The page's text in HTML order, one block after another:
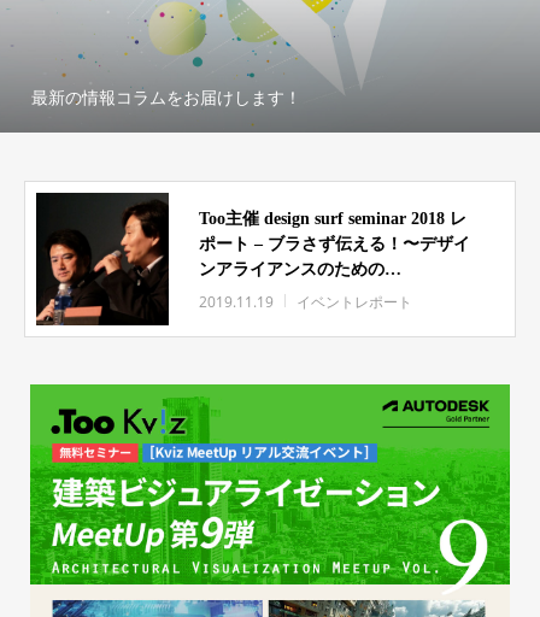
最新の情報コラムをお届けします！
Too主催 design surf seminar 2018 レ
ポート – ブラさず伝える！〜デザイ
ンアライアンスのための
Visualization（視覚化） &
2019.11.19 イベントレポート